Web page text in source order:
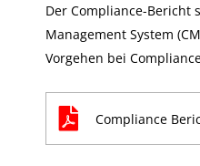
Der Compliance-Bericht
Management System
Vorgehen bei
Compliance